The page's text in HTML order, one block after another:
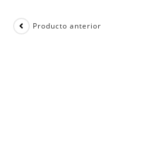
Producto anterior